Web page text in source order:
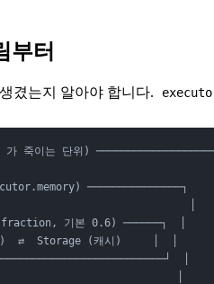
부터
겼는지 알아야 합니다.
가 죽이는 단위)
───────────────┐
│
기본 0.6) ──────┐  │
퍼)  ⇄  Storage (캐시)     │  │
│
구조)                             │